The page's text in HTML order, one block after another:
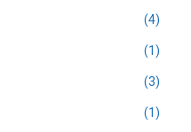
(4)
(1)
(3)
(1)